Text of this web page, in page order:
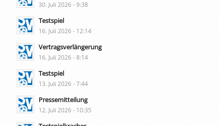
30. Juli 2026 - 9:38
Testspiel
16. Juli 2026 - 12:14
Vertragsverlängerung
16. Juli 2026 - 8:14
Testspiel
13. Juli 2026 - 7:44
Pressemitteilung
12. Juli 2026 - 10:35